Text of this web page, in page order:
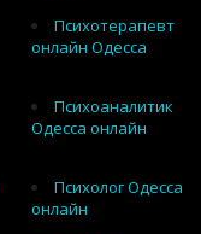
Психотерапевт
онлайн Одесса
Психоаналитик
Одесса онлайн
Психолог Одесса
онлайн